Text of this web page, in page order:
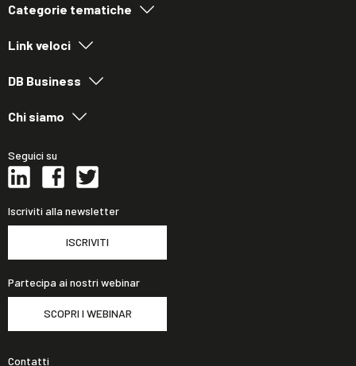
Categorie tematiche
Link veloci
DB Business
Chi siamo
Seguici su
Iscriviti alla newsletter
ISCRIVITI
Partecipa ai nostri webinar
SCOPRI I WEBINAR
Contatti